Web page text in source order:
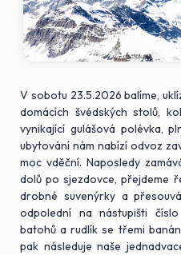
V sobotu 23.5.2026 balíme,
domácích švédských stolů,
vynikající gulášová polévka,
ubytování nám nabízí odvoz
moc vděční. Naposledy
dolů po sjezdovce, přejdeme
drobné suvenýrky a
odpolední na nástupišti
batohů a rudlík se třemi
pak následuje naše